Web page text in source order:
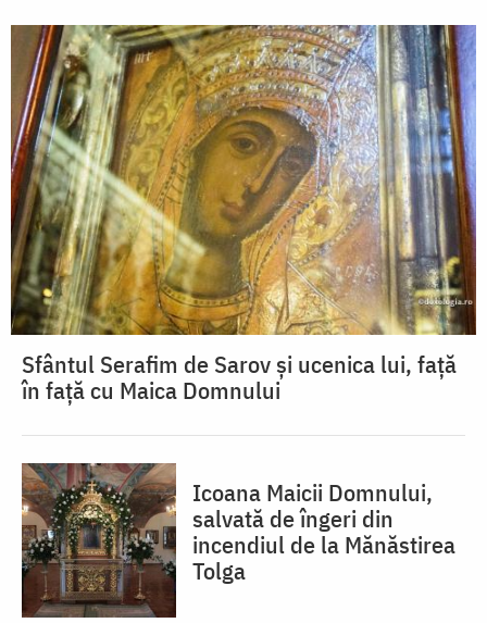
Sfântul Serafim de Sarov și ucenica lui, față
în față cu Maica Domnului
Icoana Maicii Domnului,
salvată de îngeri din
incendiul de la Mănăstirea
Tolga